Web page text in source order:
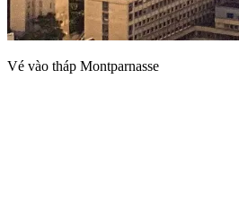
Vé vào tháp Montparnasse